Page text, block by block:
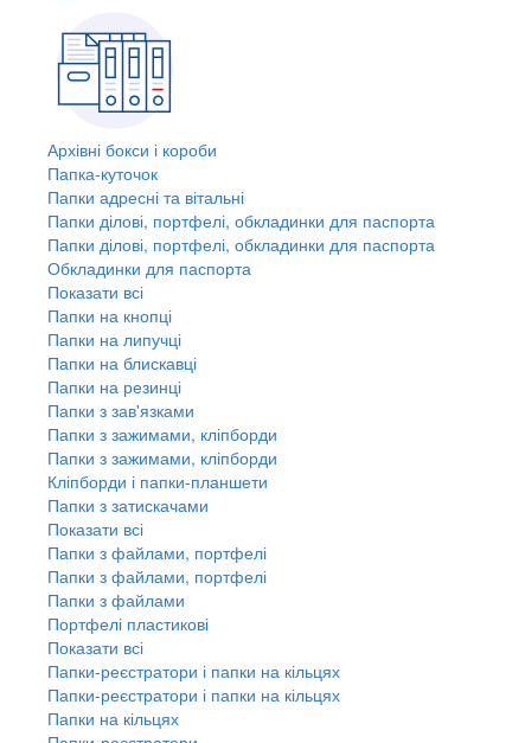
Архівні бокси і короби
Папка-куточок
Папки адресні та вітальні
Папки ділові, портфелі, обкладинки для паспорта
Папки ділові, портфелі, обкладинки для паспорта
Обкладинки для паспорта
Показати всі
Папки на кнопці
Папки на липучці
Папки на блискавці
Папки на резинці
Папки з зав'язками
Папки з зажимами, кліпборди
Папки з зажимами, кліпборди
Кліпборди і папки-планшети
Папки з затискачами
Показати всі
Папки з файлами, портфелі
Папки з файлами, портфелі
Папки з файлами
Портфелі пластикові
Показати всі
Папки-реєстратори і папки на кільцях
Папки-реєстратори і папки на кільцях
Папки на кільцях